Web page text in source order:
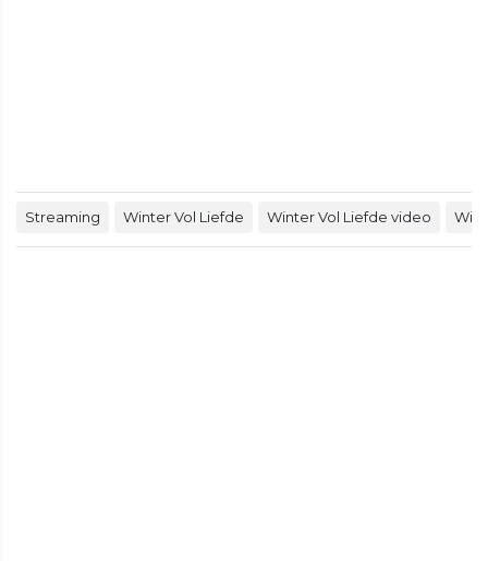
Streaming Winter Vol Liefde Winter Vol Liefde video